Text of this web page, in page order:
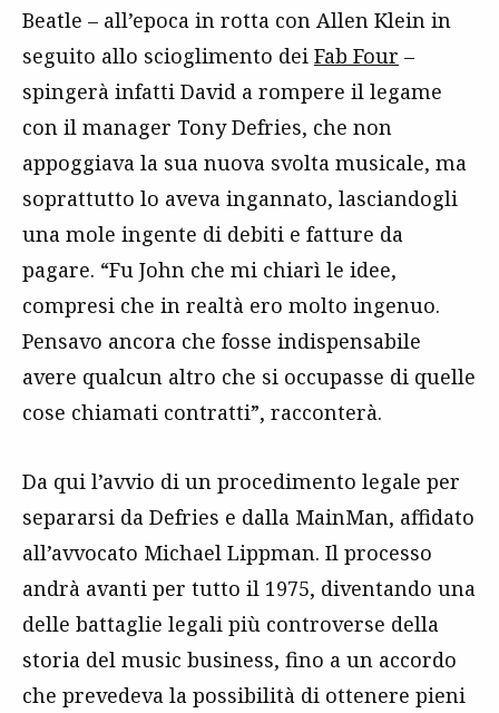
Beatle – all’epoca in rotta con Allen Klein in
seguito allo scioglimento dei Fab Four –
spingerà infatti David a rompere il legame
con il manager Tony Defries, che non
appoggiava la sua nuova svolta musicale, ma
soprattutto lo aveva ingannato, lasciandogli
una mole ingente di debiti e fatture da
pagare. “Fu John che mi chiarì le idee,
compresi che in realtà ero molto ingenuo.
Pensavo ancora che fosse indispensabile
avere qualcun altro che si occupasse di quelle
cose chiamati contratti”, racconterà.
Da qui l’avvio di un procedimento legale per
separarsi da Defries e dalla MainMan, affidato
all’avvocato Michael Lippman. Il processo
andrà avanti per tutto il 1975, diventando una
delle battaglie legali più controverse della
storia del music business, fino a un accordo
che prevedeva la possibilità di ottenere pieni